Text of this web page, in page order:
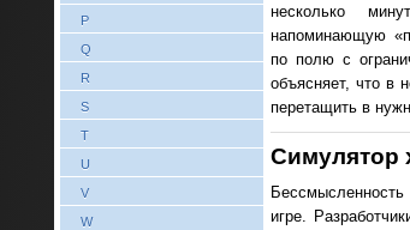
P
Q
R
S
T
U
V
W
несколько
напоминающую
по полю с
объясняет, что в
перетащить в
Симулятор
игре.